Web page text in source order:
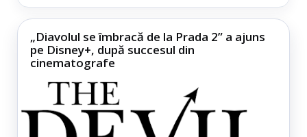
„Diavolul se îmbracă de la Prada 2” a ajuns
pe Disney+, după succesul din
cinematografe